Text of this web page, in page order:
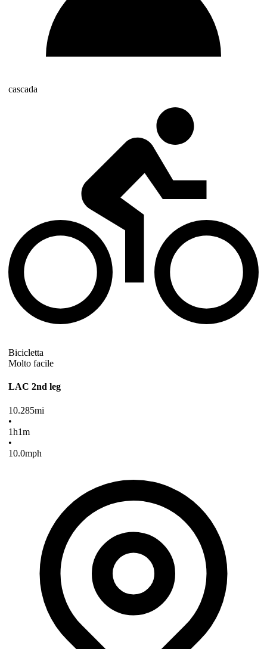
cascada
Bicicletta
Molto facile
LAC 2nd leg
10.285mi
•
1h1m
•
10.0mph